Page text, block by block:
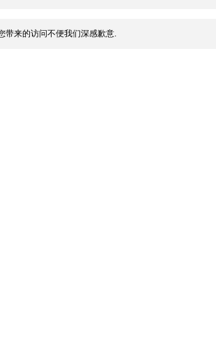
带来的访问不便我们深感歉意.